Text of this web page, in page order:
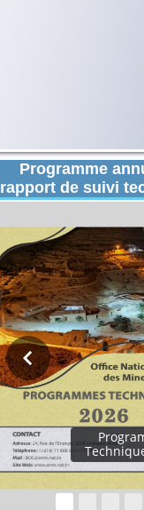
Programme
rapport de suivi